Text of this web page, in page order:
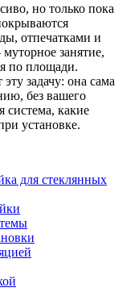
но только пока
отпечатками и
занятие,
по площади.
задачу: она сама
без вашего
система, какие
установке.
для стеклянных